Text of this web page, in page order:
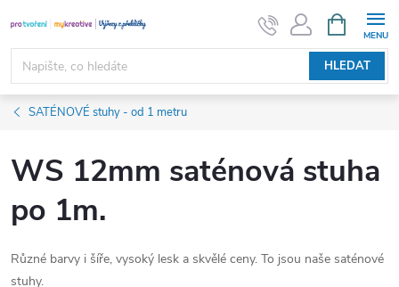
na
obsah
HLEDAT
NÁKUPNÍ
KOŠÍK
SATÉNOVÉ stuhy - od 1 metru
WS 12mm saténová stuha
po 1m.
Různé barvy i šíře, vysoký lesk a skvělé ceny. To jsou naše saténové
stuhy.